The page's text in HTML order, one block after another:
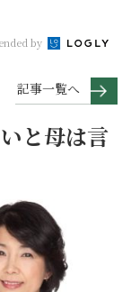
by
記事一覧へ
と母は言